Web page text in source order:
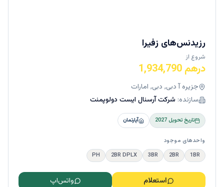
رزیدنس‌های زفیرا
شروع از
درهم 1,934,790
جزیره آ دبی, دبی, امارات
سازنده: شرکت آرسنال ایست دولوپمنت
تاریخ تحویل2027 آپارتمان
واحدهای موجود
1BR
2BR
3BR
2BR DPLX
PH
استعلام واتس‌اپ